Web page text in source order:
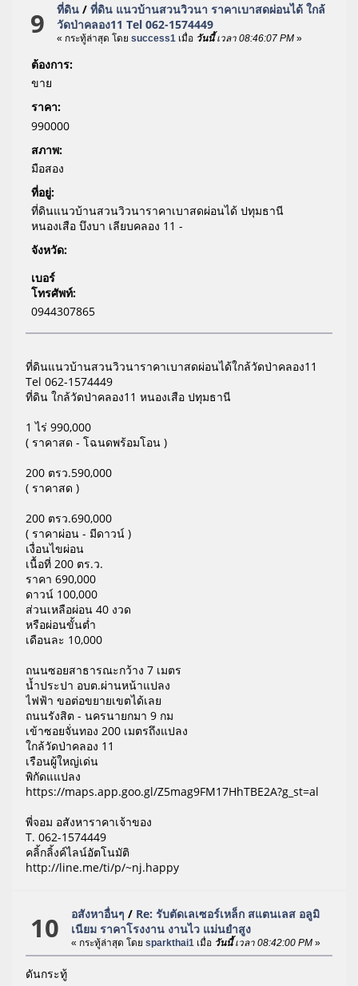
9 ที่ดิน /ที่ดิน แนวบ้านสวนวิวนา ราคาเบาสดผ่อนได้ ใกล้
วัดป่าคลอง11 Tel 062-1574449
« กระทู้ล่าสุด โดยsuccess1 เมื่อ วันนี้เวลา 08:46:07 PM »
ต้องการ:
ขาย
ราคา:
990000
สภาพ:
มือสอง
ที่อยู่:
ที่ดินแนวบ้านสวนวิวนาราคาเบาสดผ่อนได้ ปทุมธานี
หนองเสือ บึงบา เลียบคลอง 11 -
จังหวัด:
เบอร์
โทรศัพท์:
0944307865
ที่ดินแนวบ้านสวนวิวนาราคาเบาสดผ่อนได้ใกล้วัดป่าคลอง11
Tel 062-1574449
ที่ดิน ใกล้วัดป่าคลอง11 หนองเสือ ปทุมธานี
1 ไร่ 990,000
( ราคาสด - โฉนดพร้อมโอน )
200 ตรว.590,000
( ราคาสด )
200 ตรว.690,000
( ราคาผ่อน - มีดาวน์ )
เงื่อนไขผ่อน
เนื้อที่ 200 ตร.ว.
ราคา 690,000
ดาวน์ 100,000
ส่วนเหลือผ่อน 40 งวด
หรือผ่อนขั้นต่ำ
เดือนละ 10,000
ถนนซอยสาธารณะกว้าง 7 เมตร
น้ำประปา อบต.ผ่านหน้าแปลง
ไฟฟ้า ขอต่อขยายเขตได้เลย
ถนนรังสิต - นครนายกมา 9 กม
เข้าซอยจั่นทอง 200 เมตรถึงแปลง
ใกล้วัดป่าคลอง 11
เรือนผู้ใหญ่เด่น
พิกัดแแปลง
https://maps.app.goo.gl/Z5mag9FM17HhTBE2A?g_st=al
พี่จอม อสังหาราคาเจ้าของ
T. 062-1574449
คลิ้กลิ้งค์ไลน์อัตโนมัติ
http://line.me/ti/p/~nj.happy
10 อสังหาอื่นๆ / Re: รับตัดเลเซอร์เหล็ก สแตนเลส อลูมิ
เนียม ราคาโรงงาน งานไว แม่นยำสูง
« กระทู้ล่าสุด โดยsparkthai1 เมื่อ วันนี้เวลา 08:42:00 PM »
ดันกระทู้